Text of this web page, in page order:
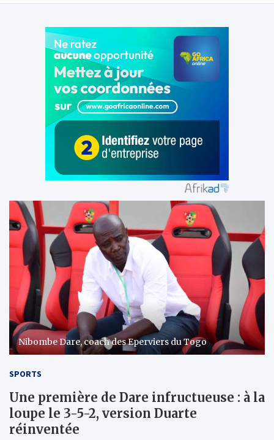
Nibombe Dare, coach des Eperviers du Togo
SPORTS
Une première de Dare infructueuse : à la
loupe le 3-5-2, version Duarte
réinventée